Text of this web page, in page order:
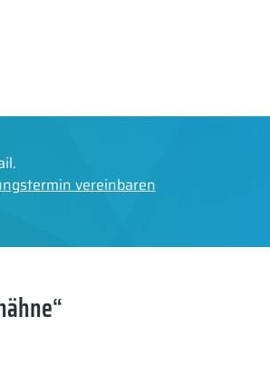
vereinbaren